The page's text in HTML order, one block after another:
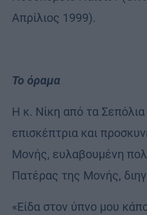
Απρίλιος 1999).
Το όραμα
Η κ. Νίκη από τα
επισκέπτρια και
Μονής, ευλαβουμένη
Πατέρας της Μονής,
«Είδα στον ύπνο μου